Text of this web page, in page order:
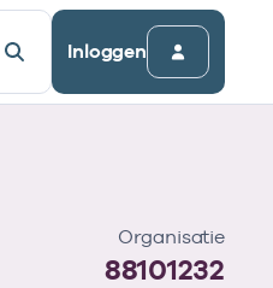
Inloggen
Organisatie
88101232